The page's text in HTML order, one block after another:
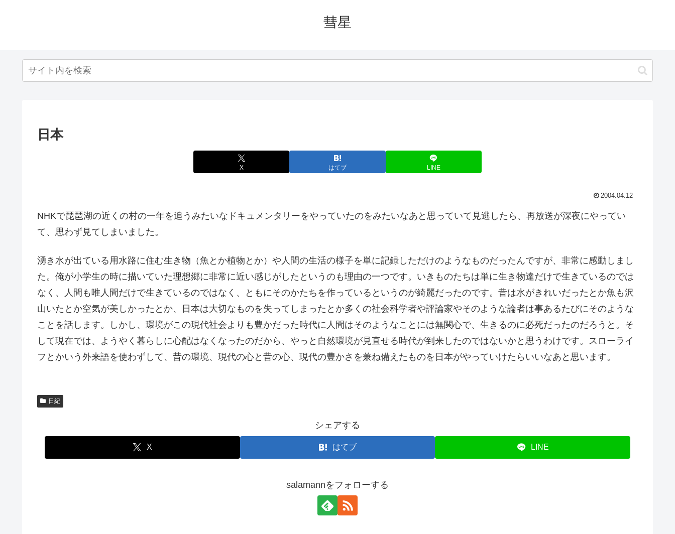
彗星
日本
X はてブ LINE
2004.04.12
NHKで琵琶湖の近くの村の一年を追うみたいなドキュメンタリーをやっていたのをみたいなあと思っていて見逃したら、再放送が深夜にやってい
て、思わず見てしまいました。
湧き水が出ている用水路に住む生き物（魚とか植物とか）や人間の生活の様子を単に記録しただけのようなものだったんですが、非常に感動しまし
た。俺が小学生の時に描いていた理想郷に非常に近い感じがしたというのも理由の一つです。いきものたちは単に生き物達だけで生きているのでは
なく、人間も唯人間だけで生きているのではなく、ともにそのかたちを作っているというのが綺麗だったのです。昔は水がきれいだったとか魚も沢
山いたとか空気が美しかったとか、日本は大切なものを失ってしまったとか多くの社会科学者や評論家やそのような論者は事あるたびにそのような
ことを話します。しかし、環境がこの現代社会よりも豊かだった時代に人間はそのようなことには無関心で、生きるのに必死だったのだろうと。そ
して現在では、ようやく暮らしに心配はなくなったのだから、やっと自然環境が見直せる時代が到来したのではないかと思うわけです。スローライ
フとかいう外来語を使わずして、昔の環境、現代の心と昔の心、現代の豊かさを兼ね備えたものを日本がやっていけたらいいなあと思います。
日紀
シェアする
X はてブ LINE
salamannをフォローする